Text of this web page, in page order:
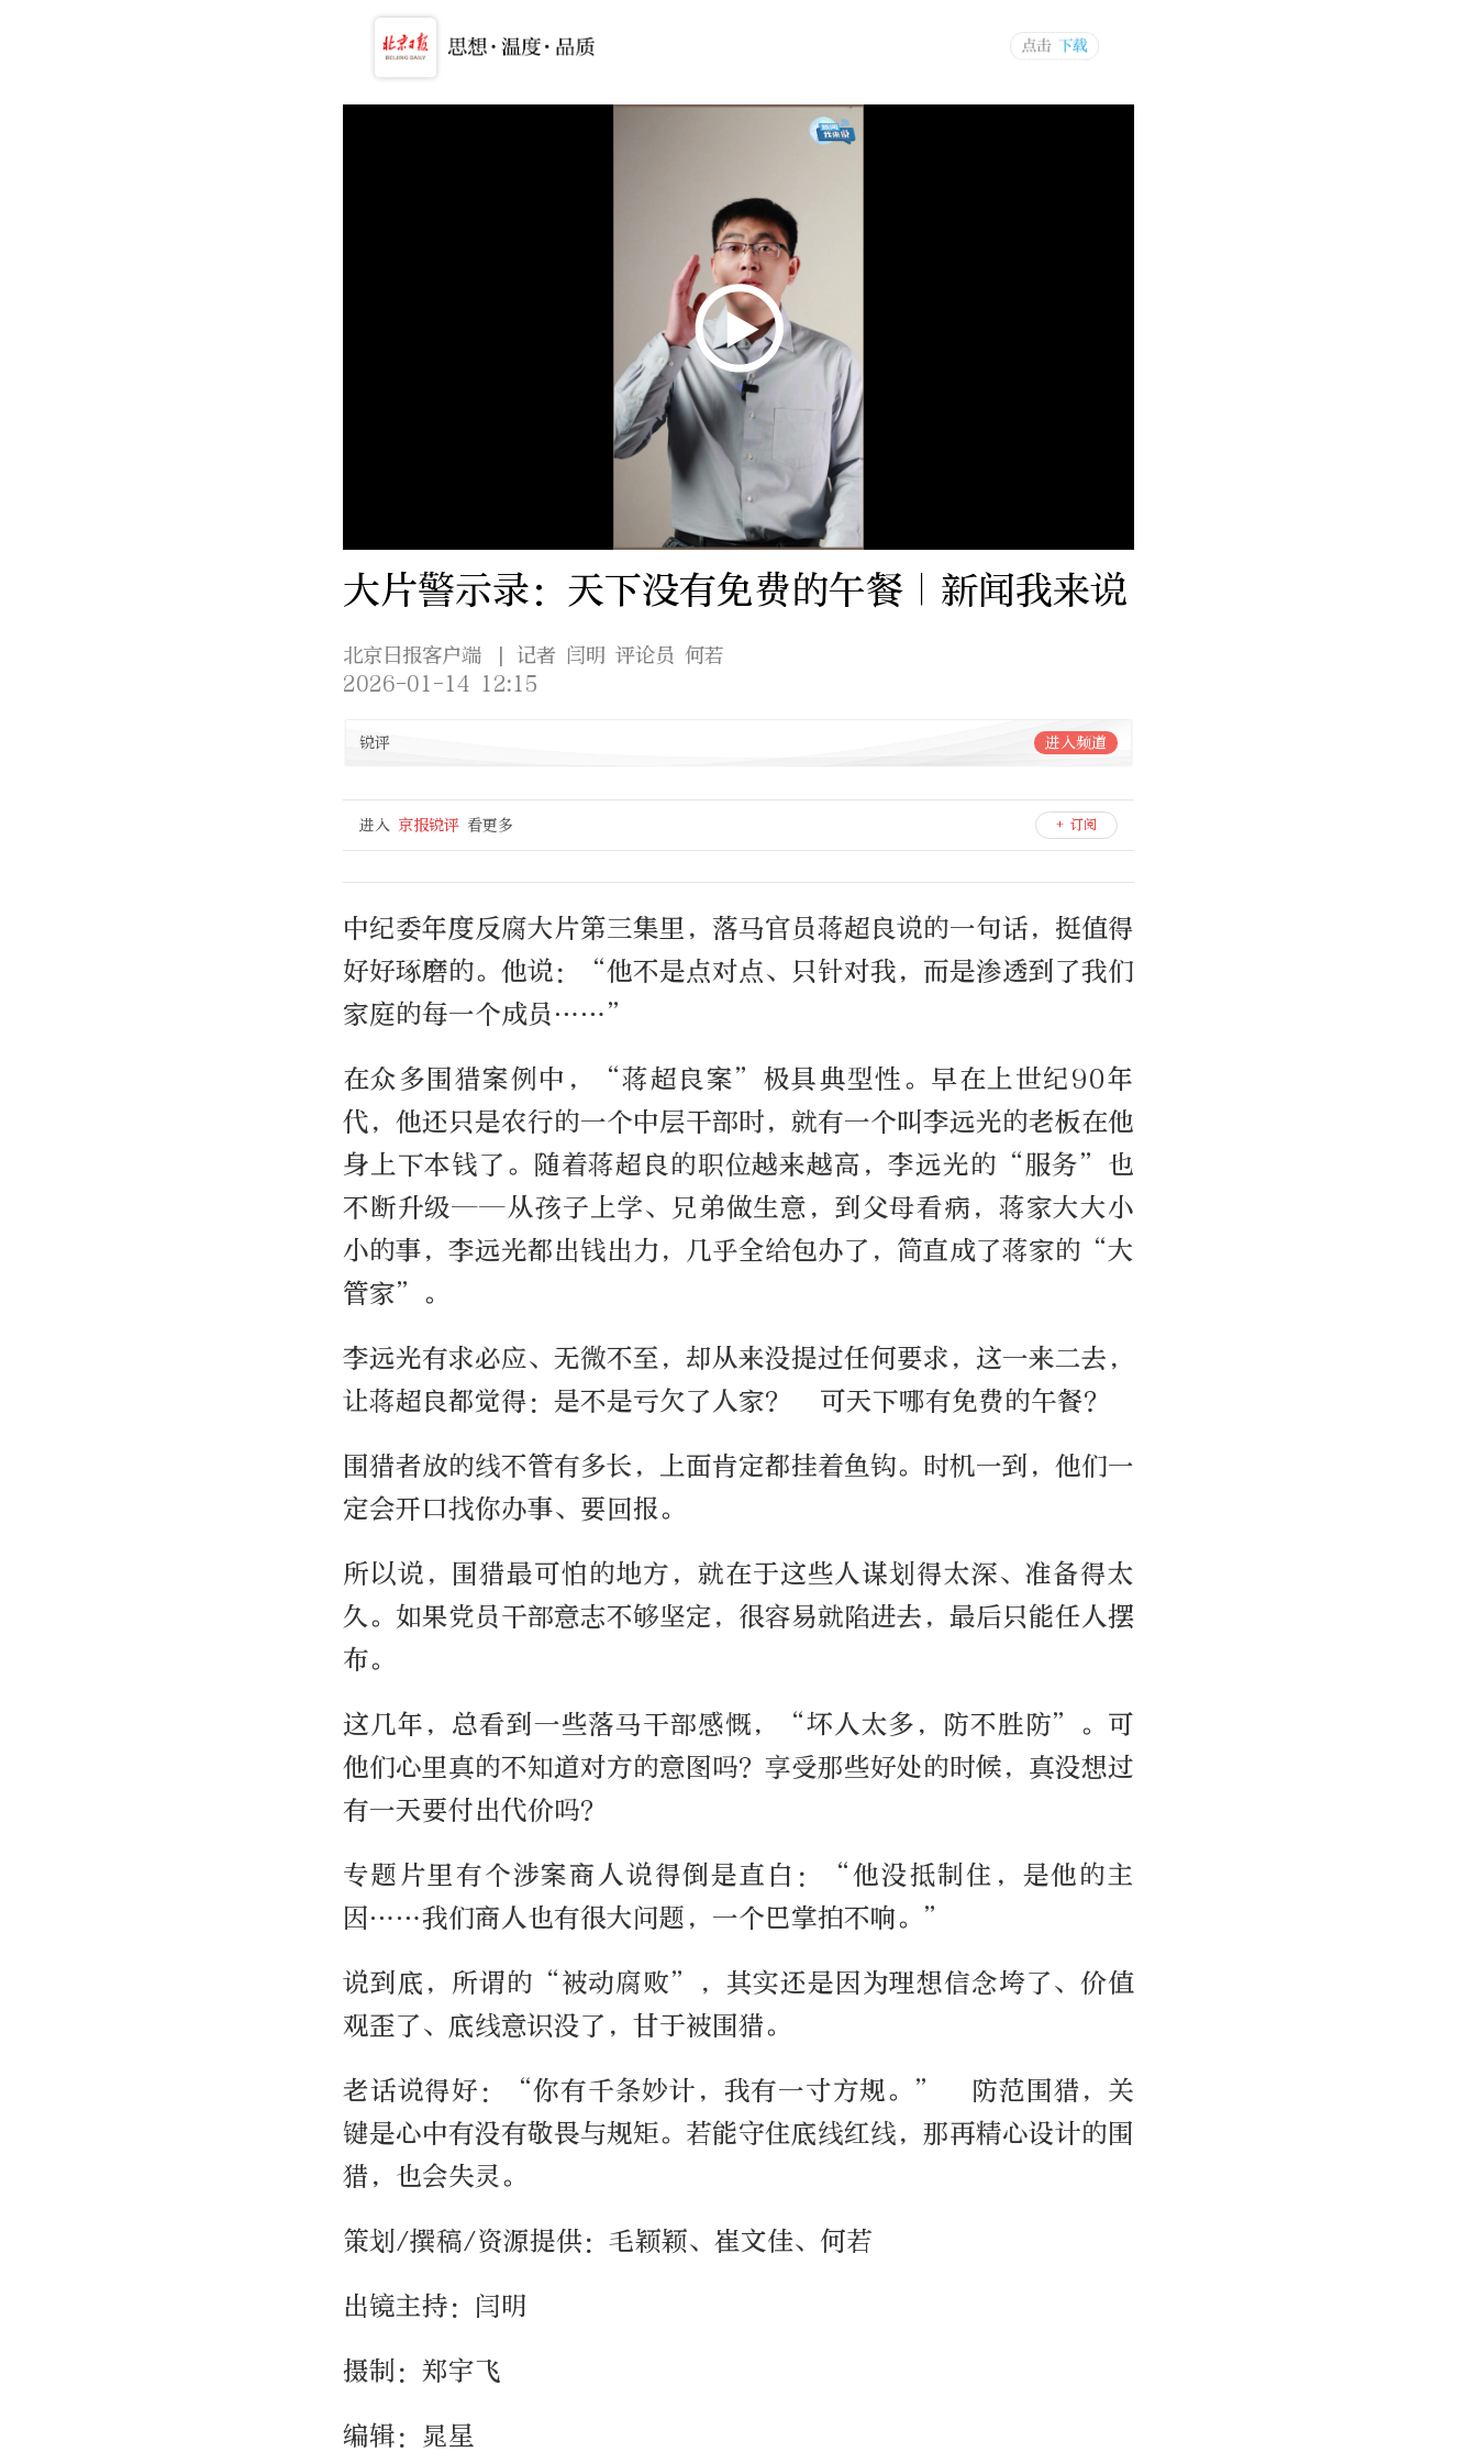
大片警示录：天下没有免费的午餐｜新闻我来说
北京日报客户端
| 记者 闫明 评论员 何若
2026-01-14 12:15
锐评 进入频道
进入 京报锐评 看更多 + 订阅
中纪委年度反腐大片第三集里，落马官员蒋超良说的一句话，挺值得
好好琢磨的。他说：“他不是点对点、只针对我，而是渗透到了我们
家庭的每一个成员……”
在众多围猎案例中，“蒋超良案”极具典型性。早在上世纪90年
代，他还只是农行的一个中层干部时，就有一个叫李远光的老板在他
身上下本钱了。随着蒋超良的职位越来越高，李远光的“服务”也
不断升级——从孩子上学、兄弟做生意，到父母看病，蒋家大大小
小的事，李远光都出钱出力，几乎全给包办了，简直成了蒋家的“大
管家”。
李远光有求必应、无微不至，却从来没提过任何要求，这一来二去，
让蒋超良都觉得：是不是亏欠了人家？ 可天下哪有免费的午餐？
围猎者放的线不管有多长，上面肯定都挂着鱼钩。时机一到，他们一
定会开口找你办事、要回报。
所以说，围猎最可怕的地方，就在于这些人谋划得太深、准备得太
久。如果党员干部意志不够坚定，很容易就陷进去，最后只能任人摆
布。
这几年，总看到一些落马干部感慨，“坏人太多，防不胜防”。可
他们心里真的不知道对方的意图吗？享受那些好处的时候，真没想过
有一天要付出代价吗？
专题片里有个涉案商人说得倒是直白：“他没抵制住，是他的主
因……我们商人也有很大问题，一个巴掌拍不响。”
说到底，所谓的“被动腐败”，其实还是因为理想信念垮了、价值
观歪了、底线意识没了，甘于被围猎。
老话说得好：“你有千条妙计，我有一寸方规。” 防范围猎，关
键是心中有没有敬畏与规矩。若能守住底线红线，那再精心设计的围
猎，也会失灵。
策划/撰稿/资源提供：毛颖颖、崔文佳、何若
出镜主持：闫明
摄制：郑宇飞
编辑：晁星